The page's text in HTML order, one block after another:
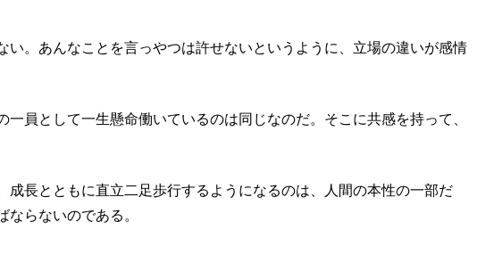
。あんなことを言っやつは許せないというように、立場の違いが感情
員として一生懸命働いているのは同じなのだ。そこに共感を持って、
長とともに直立二足歩行するようになるのは、人間の本性の一部だ
らないのである。